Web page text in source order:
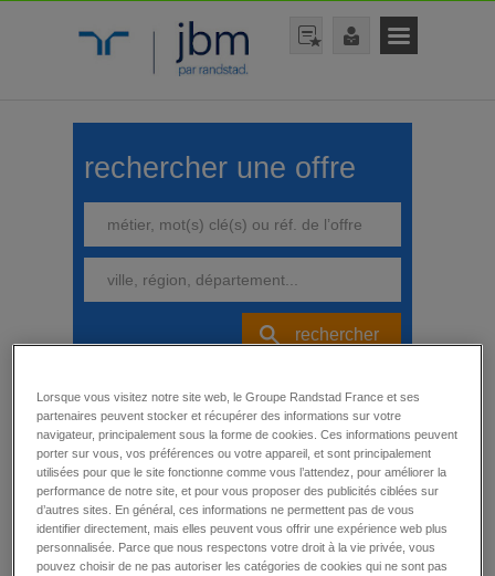
Toutes nos offres
d’emplois
rechercher une offre
rechercher
affiner votre recherche
Lorsque vous visitez notre site web, le Groupe Randstad France et ses
partenaires peuvent stocker et récupérer des informations sur votre
navigateur, principalement sous la forme de cookies. Ces informations peuvent
porter sur vous, vos préférences ou votre appareil, et sont principalement
utilisées pour que le site fonctionne comme vous l’attendez, pour améliorer la
performance de notre site, et pour vous proposer des publicités ciblées sur
d’autres sites. En général, ces informations ne permettent pas de vous
identifier directement, mais elles peuvent vous offrir une expérience web plus
personnalisée. Parce que nous respectons votre droit à la vie privée, vous
pouvez choisir de ne pas autoriser les catégories de cookies qui ne sont pas